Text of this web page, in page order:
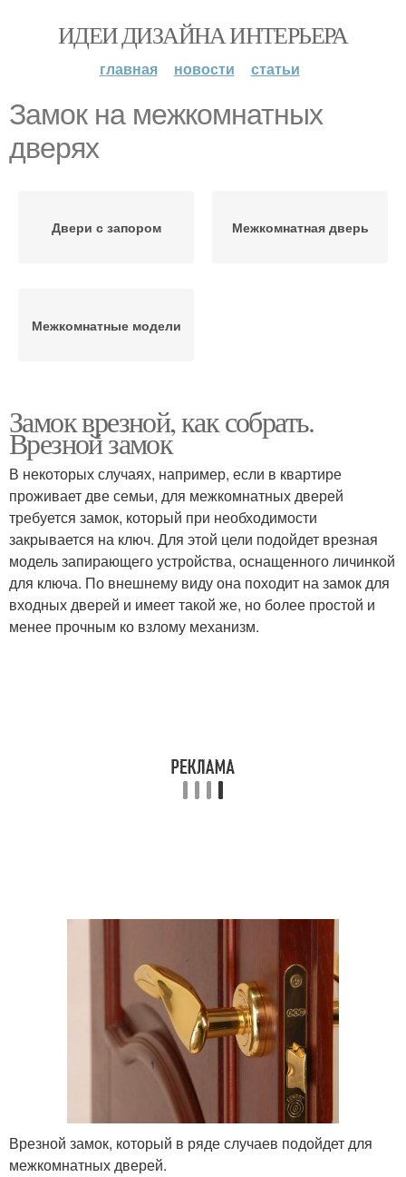
ИДЕИ ДИЗАЙНА ИНТЕРЬЕРА
главная новости статьи
Замок на межкомнатных
дверях
Двери с запором Межкомнатная дверь
Межкомнатные модели
Замок врезной, как собрать.
Врезной замок
В некоторых случаях, например, если в квартире
проживает две семьи, для межкомнатных дверей
требуется замок, который при необходимости
закрывается на ключ. Для этой цели подойдет врезная
модель запирающего устройства, оснащенного личинкой
для ключа. По внешнему виду она походит на замок для
входных дверей и имеет такой же, но более простой и
менее прочным ко взлому механизм.
Врезной замок, который в ряде случаев подойдет для
межкомнатных дверей.